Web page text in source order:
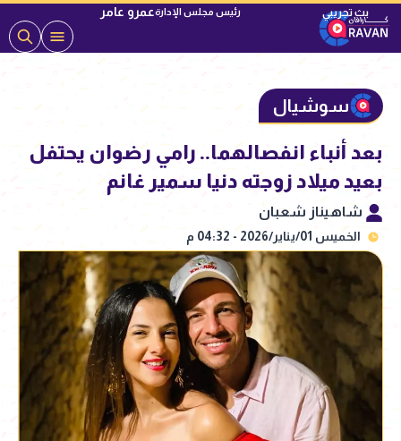
رئيس مجلس الإدارةعمرو عامر
سوشيال
بعد أنباء انفصالهما.. رامي رضوان يحتفل
بعيد ميلاد زوجته دنيا سمير غانم
شاهيناز شعبان
الخميس 01/يناير/2026 - 04:32 م